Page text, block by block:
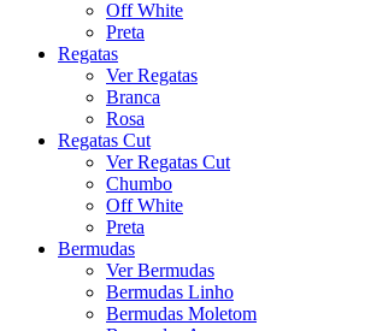
Off White
Preta
Regatas
Ver Regatas
Branca
Rosa
Regatas Cut
Ver Regatas Cut
Chumbo
Off White
Preta
Bermudas
Ver Bermudas
Bermudas Linho
Bermudas Moletom